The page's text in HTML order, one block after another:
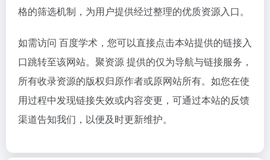
格的筛选机制，为用户提供经过整理的优质资源入口。
如需访问 百度学术，您可以直接点击本站提供的链接入
口跳转至该网站。聚资源 提供的仅为导航与链接服务，
所有收录资源的版权归原作者或原网站所有。如您在使
用过程中发现链接失效或内容变更，可通过本站的反馈
渠道告知我们，以便及时更新维护。